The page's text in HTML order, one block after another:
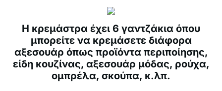
Η κρεμάστρα έχει 6 γαντζάκια όπου
μπορείτε να κρεμάσετε διάφορα
αξεσουάρ όπως προϊόντα περιποίησης,
είδη κουζίνας, αξεσουάρ μόδας, ρούχα,
ομπρέλα, σκούπα, κ.λπ.